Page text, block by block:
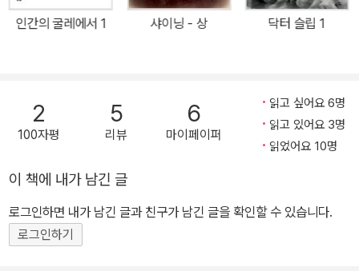
90, 톰 행크스 주연)으로 제작되어 또 한 차례 주목받았다. 작가 톰
울프는 미술 비평서『현대미술의 상실』로 미술계에 큰 논쟁을 불러일
러일으켜 온 그는 지평을 넓혀 미국 사회를 폭넓게 관찰한 소설을 쓰
고자 했다. 그러던 중 1984년 6월부터 1985년 8월까지 《롤링 스
톤》에 연재하고서 2년 후 단행본으로 펴낸 그의 첫 소설이 바로 이 작
발한 윌리엄 새커리의 『허영의 시장』에서 따왔다. 뉴욕 금융가의 한
채권 판매인의 몰락을 그린 연대기 셔먼 매코이는 남부러울 것 없이
잘나가는 뉴욕 월스트리트의 채권 트레이더이다. 그는 아내 몰래 정
인간의 굴레에서 1 샤이닝 - 상 닥터 슬립 1
2
100자평
5
리뷰
6
마이페이퍼
읽고 싶어요 6명
읽고 있어요 3명
읽었어요 10명
이 책에 내가 남긴 글
로그인하면 내가 남긴 글과 친구가 남긴 글을 확인할 수 있습니다.
로그인하기